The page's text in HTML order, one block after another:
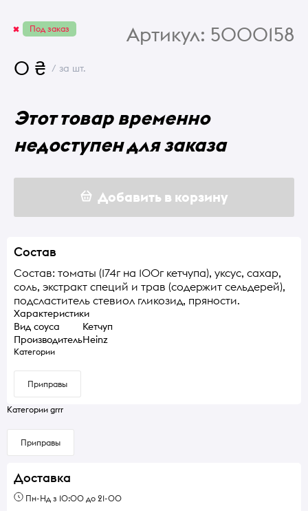
Под заказ Артикул: 5000158
0 ₴ / за шт.
Этот товар временно
недоступен для заказа
Добавить в корзину
Состав
Состав: томаты (174г на 100г кетчупа), уксус, сахар,
соль, экстракт специй и трав (содержит сельдерей),
подсластитель стевиол гликозид, пряности.
Характеристики
Вид соуса
Кетчуп
ПроизводительHeinz
Категории
Приправы
Категории grrr
Приправы
Доставка
Пн-Нд з 10:00 до 21-00